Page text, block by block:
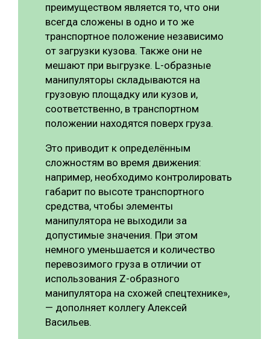
преимуществом является то, что они
всегда сложены в одно и то же
транспортное положение независимо
от загрузки кузова. Также они не
мешают при выгрузке. L-образные
манипуляторы складываются на
грузовую площадку или кузов и,
соответственно, в транспортном
положении находятся поверх груза.
Это приводит к определённым
сложностям во время движения:
например, необходимо контролировать
габарит по высоте транспортного
средства, чтобы элементы
манипулятора не выходили за
допустимые значения. При этом
немного уменьшается и количество
перевозимого груза в отличии от
использования Z-образного
манипулятора на схожей спецтехнике»,
— дополняет коллегу Алексей
Васильев.